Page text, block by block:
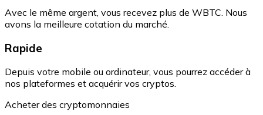
Avec le même argent, vous recevez plus de WBTC. Nous
avons la meilleure cotation du marché.
Rapide
Depuis votre mobile ou ordinateur, vous pourrez accéder à
nos plateformes et acquérir vos cryptos.
Acheter des cryptomonnaies